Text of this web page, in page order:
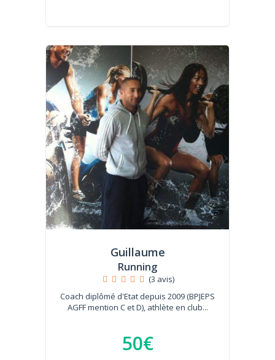
Guillaume
Running
(3 avis)
Coach diplômé d'Etat depuis 2009 (BPJEPS
AGFF mention C et D), athlète en club...
50€